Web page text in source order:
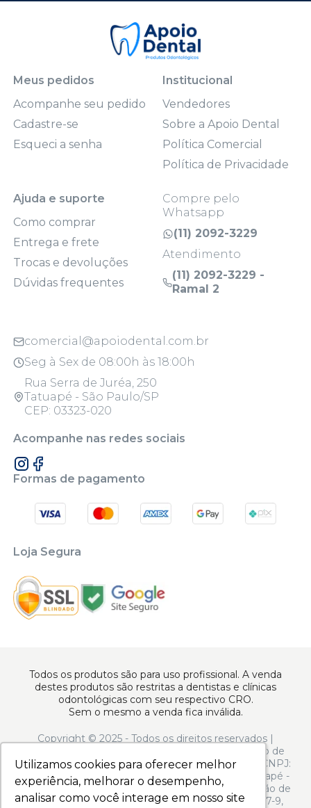
Utilizamos cookies para oferecer melhor
experiência, melhorar o desempenho,
analisar como você interage em nosso site
Utilizamos cookies para oferecer melhor
experiência, melhorar o desempenho,
analisar como você interage em nosso site
Meus pedidos
Acompanhe seu pedido
Cadastre-se
Esqueci a senha
Institucional
Vendedores
Sobre a Apoio Dental
Política Comercial
Política de Privacidade
Ajuda e suporte
Como comprar
Entrega e frete
Trocas e devoluções
Dúvidas frequentes
Compre pelo
Whatsapp
(11) 2092-3229
Atendimento
(11) 2092-3229 -
Ramal 2
comercial@apoiodental.com.br
Seg à Sex de 08:00h às 18:00h
Rua Serra de Juréa, 250
Tatuapé - São Paulo/SP
CEP: 03323-020
Acompanhe nas redes sociais
Formas de pagamento
Loja Segura
Todos os produtos são para uso profissional. A venda
destes produtos são restritas a dentistas e clínicas
odontológicas com seu respectivo CRO.
Sem o mesmo a venda fica inválida.
Copyright © 2025 - Todos os direitos reservados |
www.apoiodental.com.br | Apoio Dental Comércio de
Produtos e Equipamentos Odontológicos LTDA | CNPJ:
10.925.214/0001-22 | Rua Serra de Juréa, 250 - Tatuapé -
São Paulo - SP - CEP 03323-020 | N° de Autorização de
Funcionamento ANVISA: - Medicamentos: 1.13.597-9,